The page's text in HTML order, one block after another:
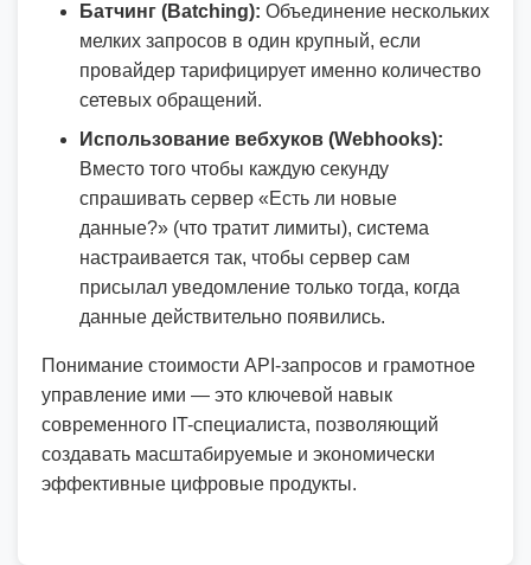
Батчинг (Batching): Объединение нескольких
мелких запросов в один крупный, если
провайдер тарифицирует именно количество
сетевых обращений.
Использование вебхуков (Webhooks):
Вместо того чтобы каждую секунду
спрашивать сервер «Есть ли новые
данные?» (что тратит лимиты), система
настраивается так, чтобы сервер сам
присылал уведомление только тогда, когда
данные действительно появились.
Понимание стоимости API-запросов и грамотное
управление ими — это ключевой навык
современного IT-специалиста, позволяющий
создавать масштабируемые и экономически
эффективные цифровые продукты.